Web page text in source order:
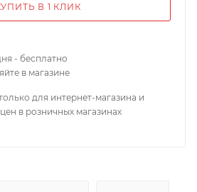
В 1 КЛИК
- бесплатно
в магазине
для интернет-магазина и
в розничных магазинах